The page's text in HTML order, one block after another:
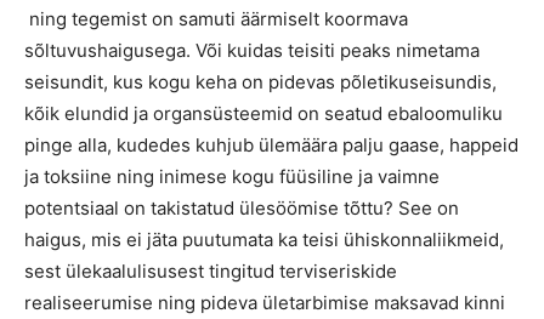
ning tegemist on samuti äärmiselt koormava
sõltuvushaigusega. Või kuidas teisiti peaks nimetama
seisundit, kus kogu keha on pidevas põletikuseisundis,
kõik elundid ja organsüsteemid on seatud ebaloomuliku
pinge alla, kudedes kuhjub ülemäära palju gaase, happeid
ja toksiine ning inimese kogu füüsiline ja vaimne
potentsiaal on takistatud ülesöömise tõttu? See on
haigus, mis ei jäta puutumata ka teisi ühiskonnaliikmeid,
sest ülekaalulisusest tingitud terviseriskide
realiseerumise ning pideva ületarbimise maksavad kinni